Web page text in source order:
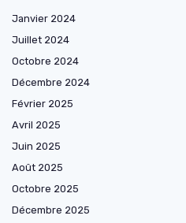
Janvier 2024
Juillet 2024
Octobre 2024
Décembre 2024
Février 2025
Avril 2025
Juin 2025
Août 2025
Octobre 2025
Décembre 2025